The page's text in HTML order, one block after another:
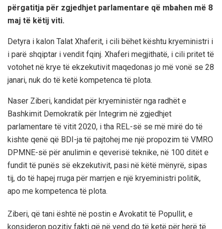
përgatitja për zgjedhjet parlamentare që mbahen më 8
maj të këtij viti.
Detyra i kalon Talat Xhaferit, i cili bëhet kështu kryeministri i
i parë shqiptar i vendit fqinj. Xhaferi megjithatë, i cili pritet të
votohet në krye të ekzekutivit maqedonas jo më vonë se 28
janari, nuk do të ketë kompetenca të plota.
Naser Ziberi, kandidat për kryeministër nga radhët e
Bashkimit Demokratik për Integrim në zgjedhjet
parlamentare të vitit 2020, i tha REL-së se më mirë do të
kishte qenë që BDI-ja të pajtohej me një propozim të VMRO
DPMNE-së për anulimin e qeverisë teknike, në 100 ditët e
fundit të punës së ekzekutivit, pasi në këtë mënyrë, sipas
tij, do të hapej rruga për marrjen e një kryeministri politik,
apo me kompetenca të plota.
Ziberi, që tani është në postin e Avokatit të Popullit, e
konsideron pozitiv fakti që në vend do të ketë për herë të